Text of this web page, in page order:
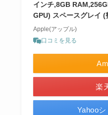
インチ,8GB
GPU) スペースグレイ (
Apple(アップル)
口コミを見る
楽
Yahoo